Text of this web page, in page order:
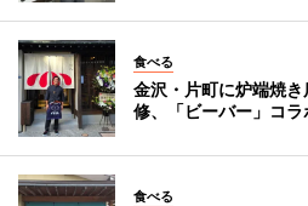
食べる
金沢・片町に炉端焼
修、「ビーバー」コラ
食べる